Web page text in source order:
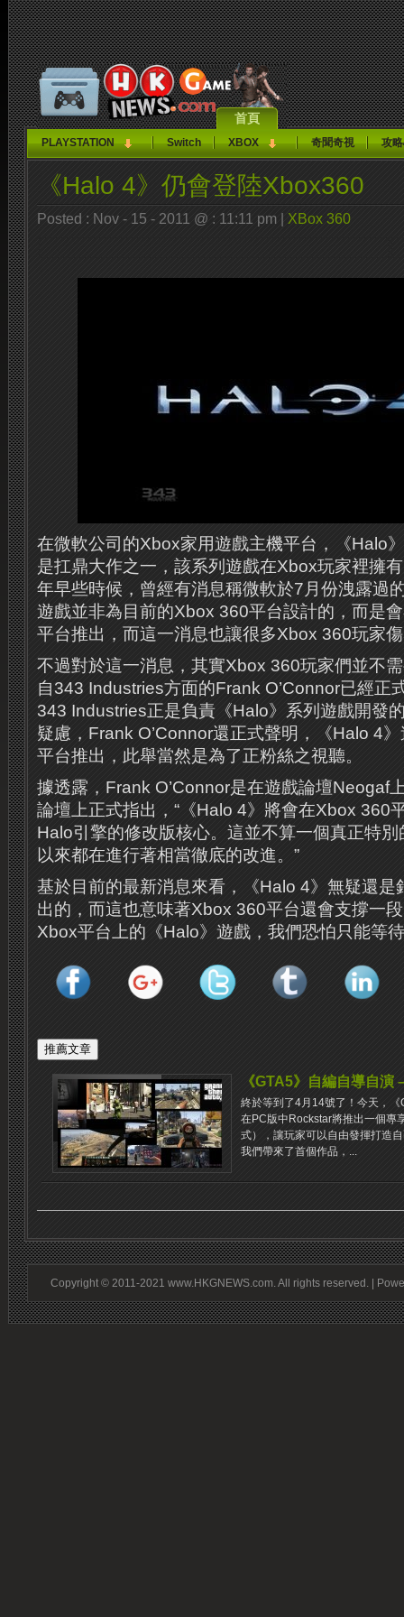
首頁
PLAYSTATION Switch XBOX 奇聞奇視 攻
《Halo 4》仍會登陸Xbox360
Posted : Nov - 15 - 2011 @ : 11:11 pm | XBox 360
在微軟公司的Xbox家用遊戲主機平台，《Halo
是扛鼎大作之一，該系列遊戲在Xbox玩家裡擁
年早些時候，曾經有消息稱微軟於7月份洩露過
遊戲並非為目前的Xbox 360平台設計的，而是
平台推出，而這一消息也讓很多Xbox 360玩家
不過對於這一消息，其實Xbox 360玩家們並不
自343 Industries方面的Frank O’Connor已經正
343 Industries正是負責《Halo》系列遊戲開發
疑慮，Frank O’Connor還正式聲明，《Halo 4
平台推出，此舉當然是為了正粉絲之視聽。
據透露，Frank O’Connor是在遊戲論壇Neogaf
論壇上正式指出，“《Halo 4》將會在Xbox 360
Halo引擎的修改版核心。這並不算一個真正特
以來都在進行著相當徹底的改進。”
基於目前的最新消息來看，《Halo 4》無疑還
出的，而這也意味著Xbox 360平台還會支撐一
Xbox平台上的《Halo》遊戲，我們恐怕只能等
《GTA5》自編自導自
終於等到了4月14號了！今天，
在PC版中Rockstar將推出一個專
式），讓玩家可以自由發揮打造
我們帶來了首個作品，...
Copyright © 2011-2021 www.HKGNEWS.com. All rights reserved. |